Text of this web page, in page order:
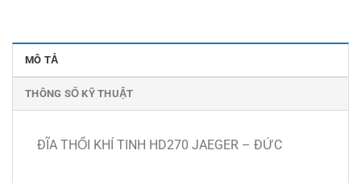
MÔ TẢ
THÔNG SỐ KỸ THUẬT
ĐĨA THỔI KHÍ TINH HD270 JAEGER – ĐỨC